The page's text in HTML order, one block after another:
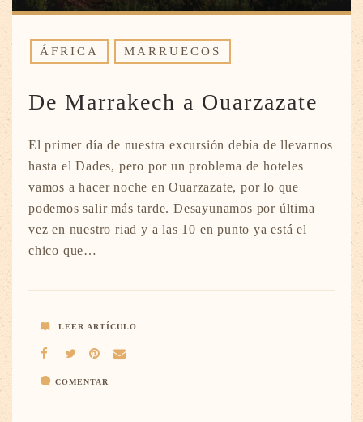
ÁFRICA MARRUECOS
De Marrakech a Ouarzazate
El primer día de nuestra excursión debía de llevarnos
hasta el Dades, pero por un problema de hoteles
vamos a hacer noche en Ouarzazate, por lo que
podemos salir más tarde. Desayunamos por última
vez en nuestro riad y a las 10 en punto ya está el
chico que…
LEER ARTÍCULO
COMENTAR